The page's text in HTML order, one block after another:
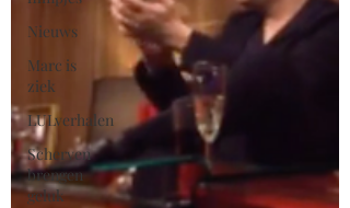
Nieuws
Marc is
ziek
LULverhalen
Scherven
brengen
geluk